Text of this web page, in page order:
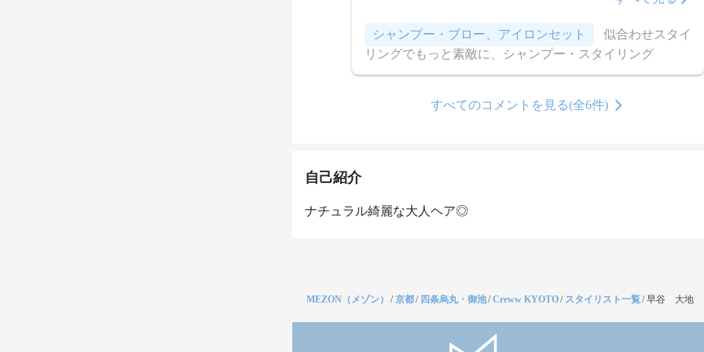
シャンプー・ブロー、アイロンセット
リングでもっと素敵に、シャンプー・スタイリング
すべてのコメントを見る(全6件)
自己紹介
ナチュラル綺麗な大人ヘア◎
MEZON（メゾン） /京都/ 四条烏丸・御池/Creww KYOTO/ スタイリスト一覧/早谷 大地